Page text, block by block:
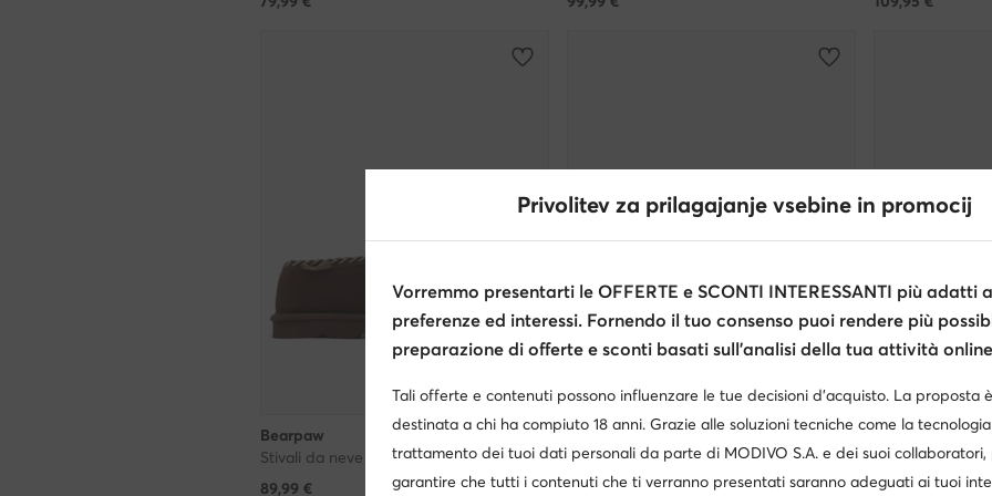
Bearpaw
Stivali da neve · Marrone
89,99 €
Bearpaw
Pantofole · Beige
89,99€
Bearpaw
Pantofole ·
79,99€
Privolitev za prilagajanje vsebine in promocij
Vorremmo presentarti le OFFERTE e SCONTI INTERESSANTI più adatti
preferenze ed interessi. Fornendo il tuo consenso puoi rendere più
preparazione di offerte e sconti basati sull’analisi della tua attività
Tali offerte e contenuti possono influenzare le tue decisioni d’acquisto. La proposta
destinata a chi ha compiuto 18 anni. Grazie alle soluzioni tecniche come la
trattamento dei tuoi dati personali da parte di MODIVO S.A. e dei suoi collaboratori,
garantire che tutti i contenuti che ti verranno presentati saranno adeguati ai tuoi